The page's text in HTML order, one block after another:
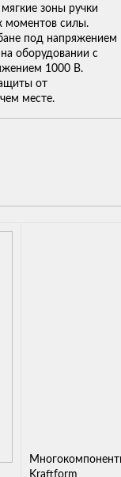
зоны ручки
моментов силы.
под напряжением
оборудовании с
1000 В.
от
месте.
Kraftform